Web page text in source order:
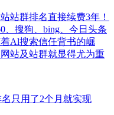
站群排名直接续费3年！
、搜狗、bing、今日头条​
Al搜索信任背书的崛
站及站群就显得尤为重